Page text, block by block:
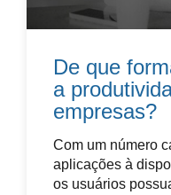
De que
a
empresas?
Com um número
aplicações à
os usuários